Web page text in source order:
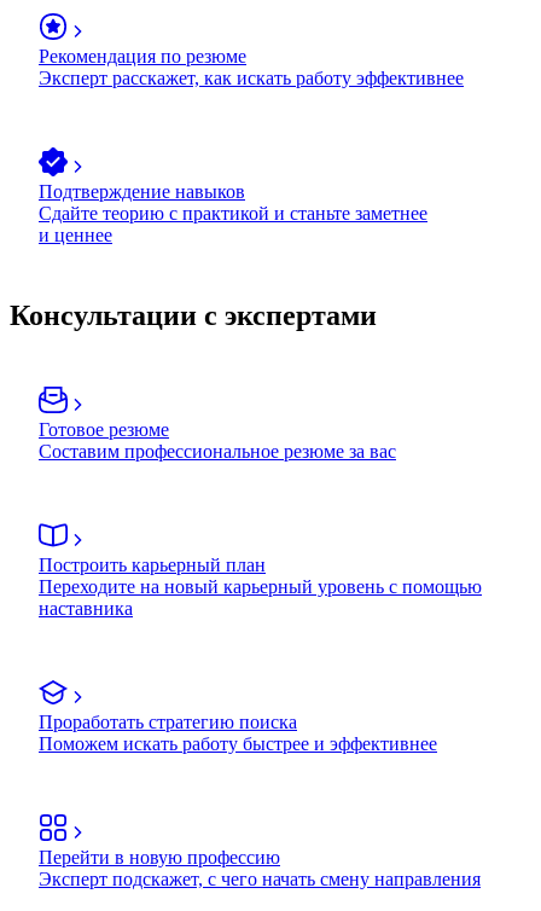
Рекомендация по резюме
Эксперт расскажет, как искать работу эффективнее
Подтверждение навыков
Сдайте теорию с практикой и станьте заметнее
и ценнее
Консультации с экспертами
Готовое резюме
Составим профессиональное резюме за вас
Построить карьерный план
Переходите на новый карьерный уровень с помощью
наставника
Проработать стратегию поиска
Поможем искать работу быстрее и эффективнее
Перейти в новую профессию
Эксперт подскажет, с чего начать смену направления